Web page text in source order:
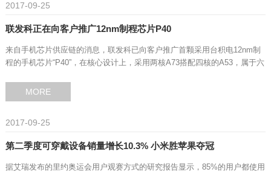
2017-09-25
联发科正在向客户推广12nm制程芯片P40
来自手机芯片供应链的消息，联发科已向客户推广首颗采用台积电12nm制
程的手机芯片“P40”，在核心设计上，采用两核A73搭配四核的A53，属于六
MORE
2017-09-25
第二季度可穿戴设备销量增长10.3% 小米胜苹果夺冠
据艾瑞发布的里约奥运会用户观赛方式的研究报告显示，85%的用户都使用